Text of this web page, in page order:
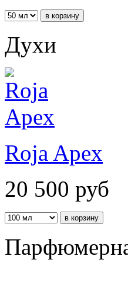
Духи
Roja Apex
20 500 руб